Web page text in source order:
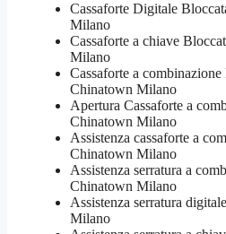
Cassaforte Digitale
Milano
Cassaforte a chiave
Milano
Cassaforte a
Chinatown Milano
​Apertura Cassaforte a
Chinatown Milano
Assistenza cassaforte a
Chinatown Milano
​Assistenza serratura​ ​a
Chinatown Milano
Assistenza serratura
Milano